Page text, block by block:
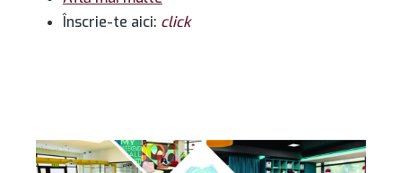
Înscrie-te aici: click